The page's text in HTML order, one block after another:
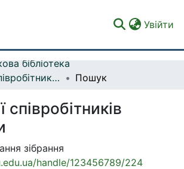
Увійти
бібліотека
Публікації співробітників бібліотеки
Пошук
співробітників
зібрання
handle/123456789/224